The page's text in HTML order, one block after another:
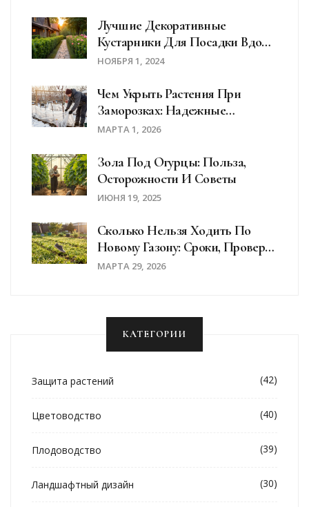
Лучшие Декоративные
Кустарники Для Посадки Вдоль
Дома
НОЯБРЯ 1, 2024
Чем Укрыть Растения При
Заморозках: Надежные
Способы И Материалы
МАРТА 1, 2026
Зола Под Огурцы: Польза,
Осторожности И Советы
ИЮНЯ 19, 2025
Сколько Нельзя Ходить По
Новому Газону: Сроки, Проверка
И Уход До Полного Роста
МАРТА 29, 2026
КАТЕГОРИИ
Защита растений (42)
Цветоводство (40)
Плодоводство (39)
Ландшафтный дизайн (30)